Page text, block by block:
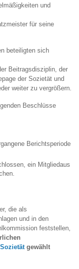
und
für seine
beteiligten sich
Beitragsdisziplin, der
der Sozietät und
weiter zu vergrößern.
Beschlüsse
Berichtsperiode
ein Mitgliedaus
die als
und in den
feststellen,
gewählt